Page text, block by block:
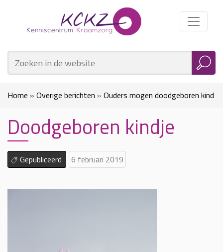
Home » Overige berichten » Ouders mogen doodgeboren kind
laten registreren Doodgeboren kindje
Doodgeboren kindje
Gepubliceerd 6 februari 2019